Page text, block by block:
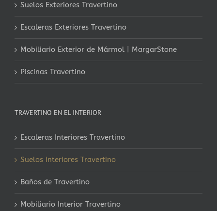
Suelos Exteriores Travertino
Escaleras Exteriores Travertino
Mobiliario Exterior de Mármol | MargarStone
Piscinas Travertino
TRAVERTINO EN EL INTERIOR
Escaleras Interiores Travertino
Suelos interiores Travertino
Baños de Travertino
Mobiliario Interior Travertino